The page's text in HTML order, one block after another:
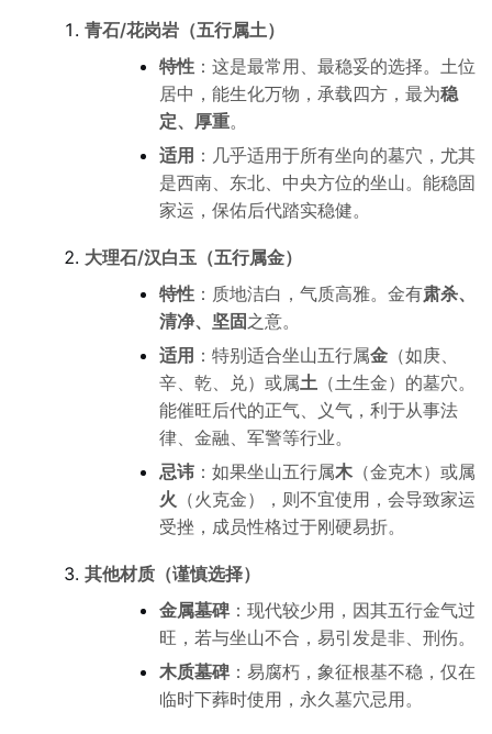
青石/花岗岩（五行属土）
特性：这是最常用、最稳妥的选择。土位
居中，能生化万物，承载四方，最为稳
定、厚重。
适用 ：几乎适用于所有坐向的墓穴，尤其
是西南、东北、中央方位的坐山。能稳固
家运，保佑后代踏实稳健。
大理石/汉白玉（五行属金）
特性：质地洁白，气质高雅。金有肃杀、
清净、坚固之意。
适用 ：特别适合坐山五行属金（如庚、
辛、乾、兑）或属土（土生金）的墓穴。
能催旺后代的正气、义气，利于从事法
律、金融、军警等行业。
忌讳：如果坐山五行属木（金克木）或属
火 （火克金），则不宜使用，会导致家运
受挫，成员性格过于刚硬易折。
其他材质（谨慎选择）
金属墓碑：现代较少用，因其五行金气过
旺，若与坐山不合，易引发是非、刑伤。
木质墓碑：易腐朽，象征根基不稳，仅在
临时下葬时使用，永久墓穴忌用。